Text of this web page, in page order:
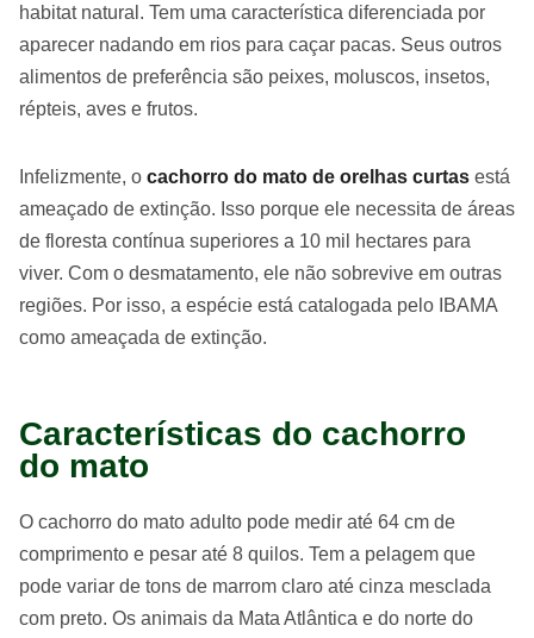
habitat natural. Tem uma característica diferenciada por
aparecer nadando em rios para caçar pacas. Seus outros
alimentos de preferência são peixes, moluscos, insetos,
répteis, aves e frutos.
Infelizmente, o cachorro do mato de orelhas curtas está
ameaçado de extinção. Isso porque ele necessita de áreas
de floresta contínua superiores a 10 mil hectares para
viver. Com o desmatamento, ele não sobrevive em outras
regiões. Por isso, a espécie está catalogada pelo IBAMA
como ameaçada de extinção.
Características do cachorro
do mato
O cachorro do mato adulto pode medir até 64 cm de
comprimento e pesar até 8 quilos. Tem a pelagem que
pode variar de tons de marrom claro até cinza mesclada
com preto. Os animais da Mata Atlântica e do norte do